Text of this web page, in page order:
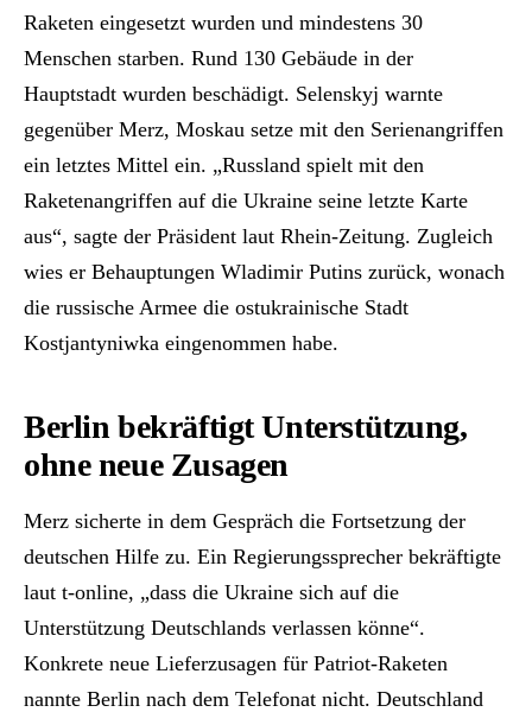
Raketen eingesetzt wurden und mindestens 30
Menschen starben. Rund 130 Gebäude in der
Hauptstadt wurden beschädigt. Selenskyj warnte
gegenüber Merz, Moskau setze mit den Serienangriffen
ein letztes Mittel ein. „Russland spielt mit den
Raketenangriffen auf die Ukraine seine letzte Karte
aus“, sagte der Präsident laut Rhein-Zeitung. Zugleich
wies er Behauptungen Wladimir Putins zurück, wonach
die russische Armee die ostukrainische Stadt
Kostjantyniwka eingenommen habe.
Berlin bekräftigt Unterstützung,
ohne neue Zusagen
Merz sicherte in dem Gespräch die Fortsetzung der
deutschen Hilfe zu. Ein Regierungssprecher bekräftigte
laut t-online, „dass die Ukraine sich auf die
Unterstützung Deutschlands verlassen könne“.
Konkrete neue Lieferzusagen für Patriot-Raketen
nannte Berlin nach dem Telefonat nicht. Deutschland